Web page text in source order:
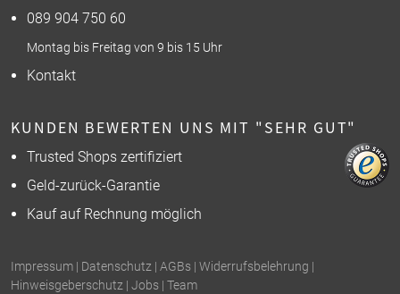
089 904 750 60
Montag bis Freitag von 9 bis 15 Uhr
Kontakt
KUNDEN BEWERTEN UNS MIT "SEHR GUT"
Trusted Shops zertifiziert
Geld-zurück-Garantie
Kauf auf Rechnung möglich
Impressum | Datenschutz | AGBs | Widerrufsbelehrung |
Hinweisgeberschutz | Jobs | Team